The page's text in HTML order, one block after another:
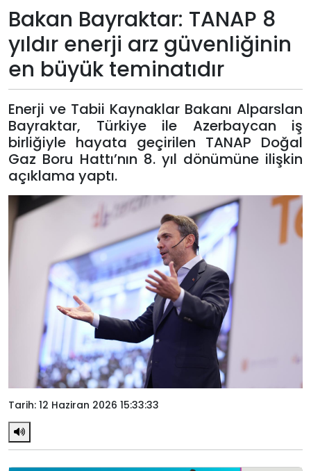
Künye
Giriş
Yap
Bakan Bayraktar: TANAP 8
yıldır enerji arz güvenliğinin
en büyük teminatıdır
Enerji ve Tabii Kaynaklar Bakanı Alparslan
Bayraktar, Türkiye ile Azerbaycan iş
birliğiyle hayata geçirilen TANAP Doğal
Gaz Boru Hattı’nın 8. yıl dönümüne ilişkin
açıklama yaptı.
Tarih: 12 Haziran 2026 15:33:33